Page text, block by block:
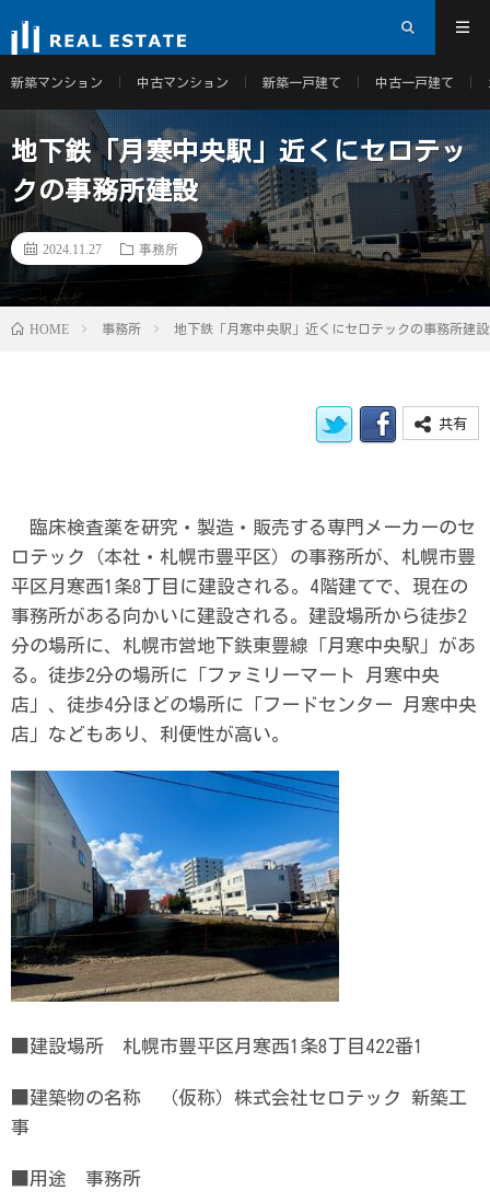
新築マンション 中古マンション 新築一戸建て 中古一戸建て
地下鉄「月寒中央駅」近くにセロテッ
クの事務所建設
2024.11.27 事務所
HOME 事務所 地下鉄「月寒中央駅」近くにセロテックの事務所建設
共有
臨床検査薬を研究・製造・販売する専門メーカーのセ
ロテック（本社・札幌市豊平区）の事務所が、札幌市豊
平区月寒西1条8丁目に建設される。4階建てで、現在の
事務所がある向かいに建設される。建設場所から徒歩2
分の場所に、札幌市営地下鉄東豊線「月寒中央駅」があ
る。徒歩2分の場所に「ファミリーマート 月寒中央
店」、徒歩4分ほどの場所に「フードセンター 月寒中央
店」などもあり、利便性が高い。
■建設場所 札幌市豊平区月寒西1条8丁目422番1
■建築物の名称 （仮称）株式会社セロテック 新築工
事
■用途 事務所